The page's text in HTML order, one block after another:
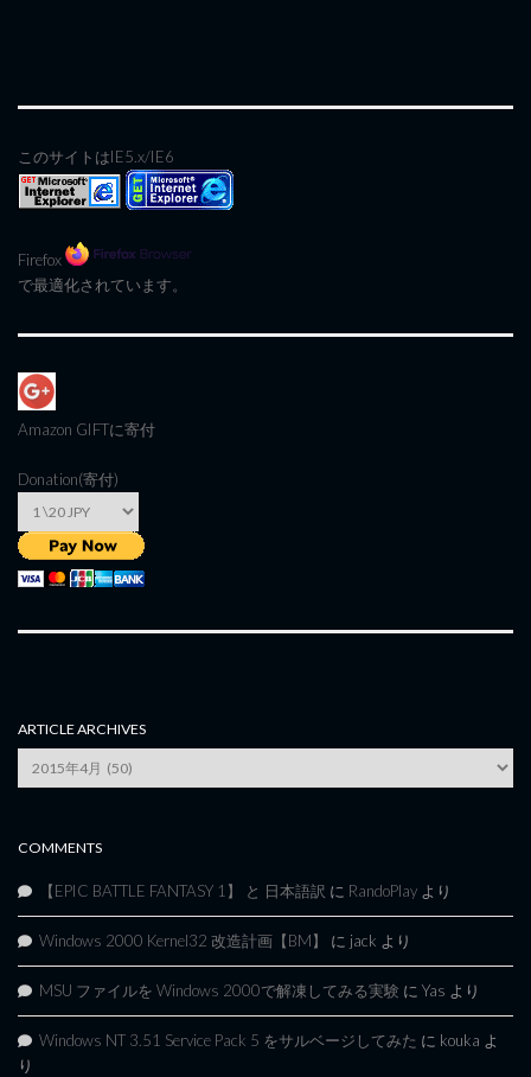
このサイトはIE5.x/IE6
Firefox
で最適化されています。
Amazon GIFTに寄付
Donation(寄付)
ARTICLE ARCHIVES
Archives
COMMENTS
【EPIC BATTLE FANTASY 1】 と 日本語訳 に RandoPlay より
Windows 2000 Kernel32 改造計画【BM】 に jack より
MSU ファイルを Windows 2000で解凍してみる実験 に Yas より
Windows NT 3.51 Service Pack 5 をサルベージしてみた に kouka よ
り